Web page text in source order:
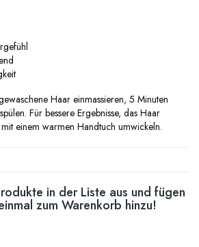
Haar einmassieren, 5 Minuten
Für bessere Ergebnisse, das Haar
einem warmen Handtuch umwickeln.
in der Liste aus und fügen
zum Warenkorb hinzu!